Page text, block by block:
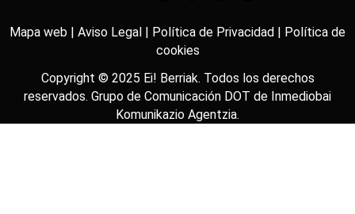
Mapa web | Aviso Legal | Política de Privacidad | Política de
cookies
Copyright © 2025 Ei! Berriak. Todos los derechos
reservados. Grupo de Comunicación DOT de Inmediobai
Komunikazio Agentzia.